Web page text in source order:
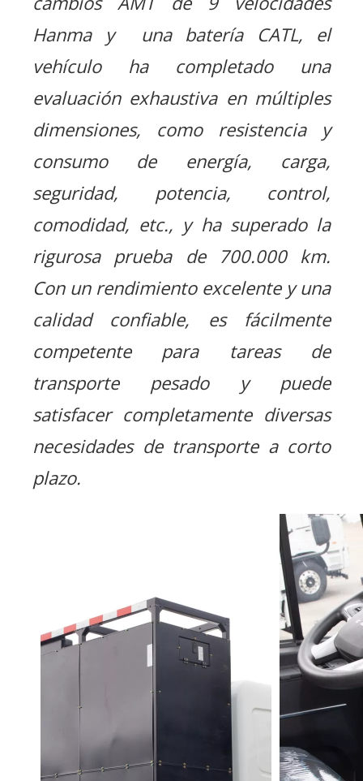
Hanma y una batería CATL, el
vehículo ha completado una
evaluación exhaustiva en múltiples
dimensiones, como resistencia y
consumo de energía, carga,
seguridad, potencia, control,
comodidad, etc., y ha superado la
rigurosa prueba de 700.000 km.
Con un rendimiento excelente y una
calidad confiable, es fácilmente
competente para tareas de
transporte pesado y puede
satisfacer completamente diversas
necesidades de transporte a corto
plazo.